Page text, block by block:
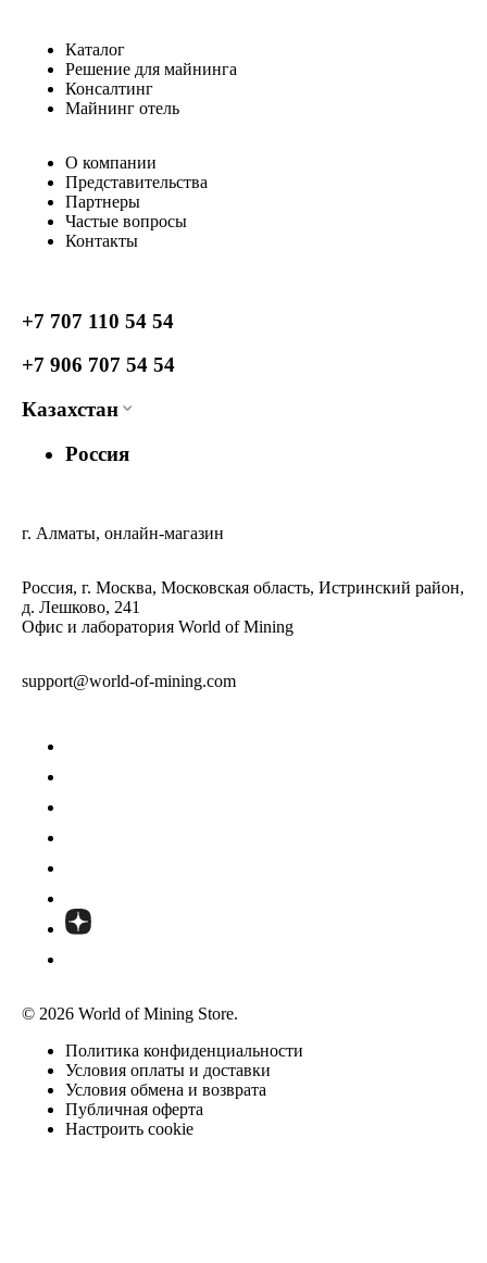
Каталог
Решение для майнинга
Консалтинг
Майнинг отель
О компании
Представительства
Партнеры
Частые вопросы
Контакты
+7 707 110 54 54
+7 906 707 54 54
Казахстан
Россия
г. Алматы, онлайн-магазин
Россия, г. Москва, Московская область, Истринский район,
д. Лешково, 241
Офис и лаборатория World of Mining
support@world-of-mining.com
© 2026 World of Mining Store.
Политика конфиденциальности
Условия оплаты и доставки
Условия обмена и возврата
Публичная оферта
Настроить cookie